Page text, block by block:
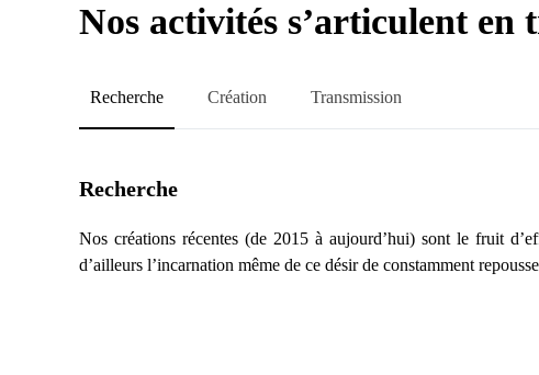
Nos activités s’articulent en
Recherche Création Transmission
Recherche
Nos créations récentes (de 2015 à aujourd’hui) sont le fruit
d’ailleurs l’incarnation même de ce désir de constamment